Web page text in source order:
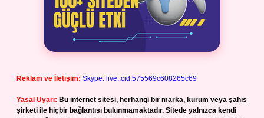
Reklam ve İletişim: Skype: live:.cid.575569c608265c69
Yasal Uyarı: Bu internet sitesi, herhangi bir marka, kurum veya şahıs
şirketi ile hiçbir bağlantısı bulunmamaktadır. Sitede yalnızca kendi